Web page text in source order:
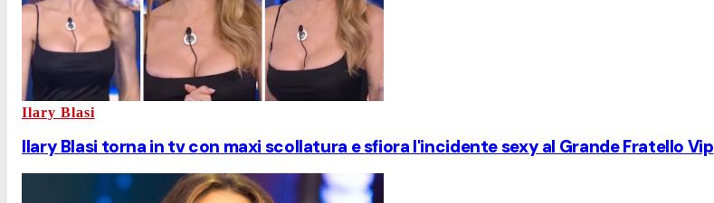
Ilary Blasi
Ilary Blasi torna in tv con maxi scollatura e sfiora l'incidente sexy al Grande Fratello Vip